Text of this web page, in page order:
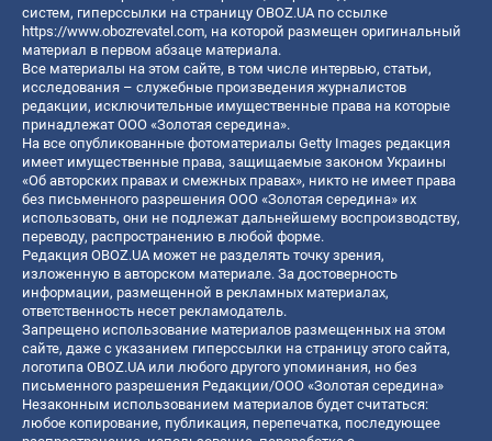
систем, гиперссылки на страницу OBOZ.UA по ссылке
https://www.obozrevatel.com, на которой размещен оригинальный
материал в первом абзаце материала.
Все материалы на этом сайте, в том числе интервью, статьи,
исследования – служебные произведения журналистов
редакции, исключительные имущественные права на которые
принадлежат ООО «Золотая середина».
На все опубликованные фотоматериалы Getty Images редакция
имеет имущественные права, защищаемые законом Украины
«Об авторских правах и смежных правах», никто не имеет права
без письменного разрешения ООО «Золотая середина» их
использовать, они не подлежат дальнейшему воспроизводству,
переводу, распространению в любой форме.
Редакция OBOZ.UA может не разделять точку зрения,
изложенную в авторском материале. За достоверность
информации, размещенной в рекламных материалах,
ответственность несет рекламодатель.
Запрещено использование материалов размещенных на этом
сайте, даже с указанием гиперссылки на страницу этого сайта,
логотипа OBOZ.UA или любого другого упоминания, но без
письменного разрешения Редакции/ООО «Золотая середина»
Незаконным использованием материалов будет считаться:
любое копирование, публикация, перепечатка, последующее